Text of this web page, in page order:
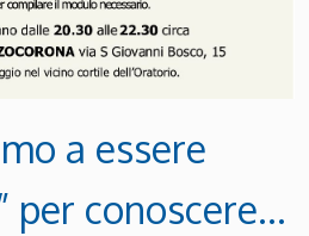
a essere
per conoscere…